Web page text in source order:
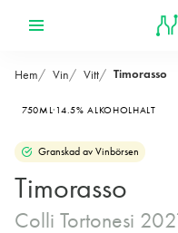
Hem Vin Vitt Timorasso
750ML 14.5% ALKOHOLHALT
Granskad av Vinbörsen
Timorasso
Colli Tortonesi